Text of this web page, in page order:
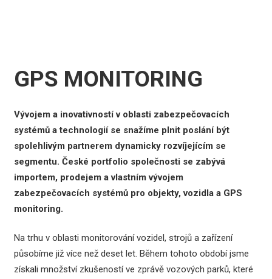
GPS MONITORING
Vývojem a inovativností v oblasti zabezpečovacích
systémů a technologií se snažíme plnit poslání být
spolehlivým partnerem dynamicky rozvíjejícím se
segmentu. České portfolio společnosti se zabývá
importem, prodejem a vlastním vývojem
zabezpečovacích systémů pro objekty, vozidla a GPS
monitoring.
Na trhu v oblasti monitorování vozidel, strojů a zařízení
působíme již více než deset let. Během tohoto období jsme
získali množství zkušeností ve zprávě vozových parků, které